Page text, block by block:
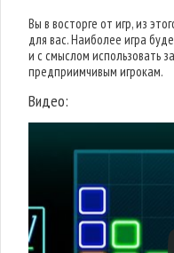
Вы в восторге от игр, из
для вас. Наиболее игра
и с смыслом использовать
предприимчивым игрокам.
Видео: